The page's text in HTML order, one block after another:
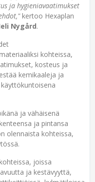
ja hygieniavaatimukset
kertoo Hexaplan
Nygård.
kohteissa,
kosteus ja
kemikaaleja ja
ja vähäisenä
ja pintansa
olennaista kohteissa,
joissa
ja kestävyyttä,